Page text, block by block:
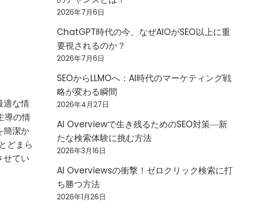
適な情
導の情
簡潔か
どまら
せてい
2026年7月6日
ChatGPT時代の今、なぜAIOがSEO以上に重
要視されるのか？
2026年7月6日
SEOからLLMOへ：AI時代のマーケティング戦
略が変わる瞬間
2026年4月27日
AI Overviewで生き残るためのSEO対策―新
たな検索体験に挑む方法
2026年3月16日
AI Overviewsの衝撃！ゼロクリック検索に打
ち勝つ方法
2026年1月26日